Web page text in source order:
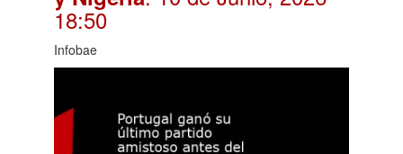
18:50
Infobae